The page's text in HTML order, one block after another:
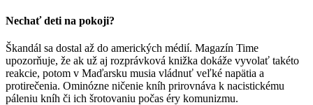
Nechať deti na pokoji?
Škandál sa dostal až do amerických médií. Magazín Time
upozorňuje, že ak už aj rozprávková knižka dokáže vyvolať takéto
reakcie, potom v Maďarsku musia vládnuť veľké napätia a
protirečenia. Ominózne ničenie kníh prirovnáva k nacistickému
páleniu kníh či ich šrotovaniu počas éry komunizmu.